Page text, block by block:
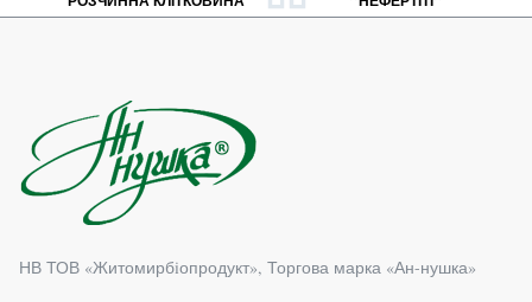
НВ ТОВ «Житомирбiопродукт», Торгова марка «Ан-нушка»